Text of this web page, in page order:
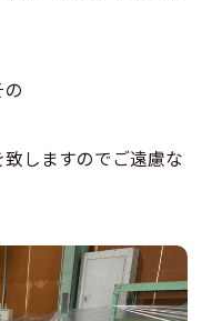
しますのでご遠慮な